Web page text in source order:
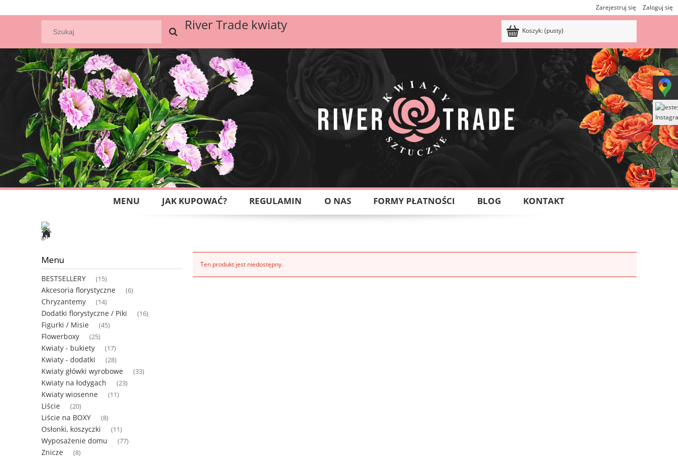
Zarejestruj się Zaloguj się
River Trade kwiaty Koszyk:(pusty)
MENU JAK KUPOWAĆ? REGULAMIN O NAS FORMY PŁATNOŚCI BLOG KONTAKT
Menu
BESTSELLERY (15)
Akcesoria florystyczne (6)
Chryzantemy (14)
Dodatki florystyczne / Piki (16)
Figurki / Misie (45)
Flowerboxy (25)
Kwiaty - bukiety (17)
Kwiaty - dodatki (28)
Kwiaty główki wyrobowe (33)
Kwiaty na łodygach (23)
Kwiaty wiosenne (11)
Liście (20)
Liście na BOXY (8)
Osłonki, koszyczki (11)
Wyposażenie domu (77)
Znicze (8)
Ten produkt jest niedostępny.